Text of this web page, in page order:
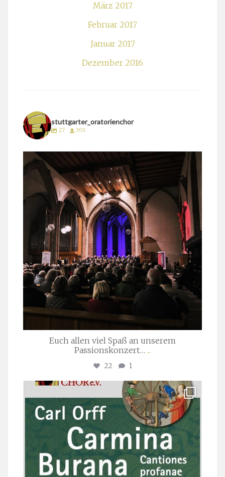
März 2017
Februar 2017
Januar 2017
Dezember 2016
stuttgarter_oratorienchor
27 301
stuttgarter_oratorienchor
März 24
Euch allen viel Spaß an unserem
Passionskonzert… ...
22 1
stuttgarter_oratorienchor
Juli 22